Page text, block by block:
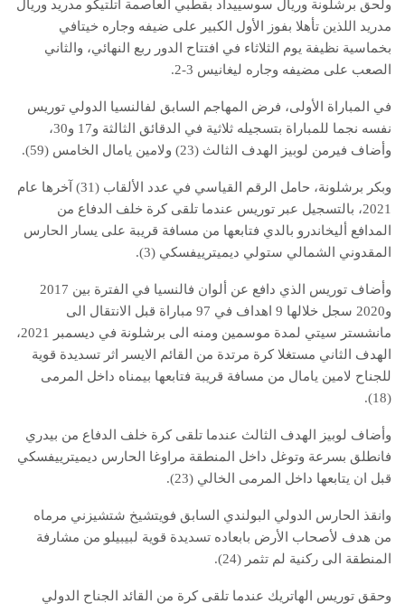
ولحق برشلونة وريال سوسييداد بقطبي العاصمة أتلتيكو مدريد وريال
مدريد اللذين تأهلا بفوز الأول الكبير على ضيفه وجاره خيتافي
بخماسية نظيفة يوم الثلاثاء في افتتاح الدور ربع النهائي، والثاني
الصعب على مضيفه وجاره ليغانيس 3-2.
في المباراة الأولى، فرض المهاجم السابق لفالنسيا الدولي توريس
نفسه نجما للمباراة بتسجيله ثلاثية في الدقائق الثالثة و17 و30،
وأضاف فيرمن لوبيز الهدف الثالث (23) ولامين يامال الخامس (59).
وبكر برشلونة، حامل الرقم القياسي في عدد الألقاب (31) آخرها عام
2021، بالتسجيل عبر توريس عندما تلقى كرة خلف الدفاع من
المدافع أليخاندرو بالدي فتابعها من مسافة قريبة على يسار الحارس
المقدوني الشمالي ستولي ديميترييفسكي (3).
وأضاف توريس الذي دافع عن ألوان فالنسيا في الفترة بين 2017
و2020 سجل خلالها 9 اهداف في 97 مباراة قبل الانتقال الى
مانشستر سيتي لمدة موسمين ومنه الى برشلونة في ديسمبر 2021،
الهدف الثاني مستغلا كرة مرتدة من القائم الايسر اثر تسديدة قوية
للجناح لامين يامال من مسافة قريبة فتابعها بيمناه داخل المرمى
(18).
وأضاف لوبيز الهدف الثالث عندما تلقى كرة خلف الدفاع من بيدري
فانطلق بسرعة وتوغل داخل المنطقة مراوغا الحارس ديميترييفسكي
قبل ان يتابعها داخل المرمى الخالي (23).
وانقذ الحارس الدولي البولندي السابق فويتشيخ شتشيزني مرماه
من هدف لأصحاب الأرض بابعاده تسديدة قوية لبيبيلو من مشارفة
المنطقة الى ركنية لم تثمر (24).
وحقق توريس الهاتريك عندما تلقى كرة من القائد الجناح الدولي